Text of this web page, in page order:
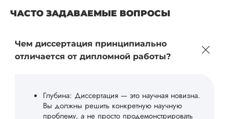
ЧАСТО ЗАДАВАЕМЫЕ ВОПРОСЫ
Чем диссертация принципиально
отличается от дипломной работы?
Глубина: Диссертация — это научная новизна.
Вы должны решить конкретную научную
проблему, а не просто продемонстрировать